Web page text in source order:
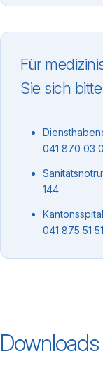
Für
Sie sich
041 870 03
144
041 875 51 51
Downloads